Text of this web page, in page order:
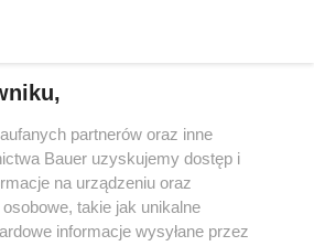
partnerów oraz inne
Bauer uzyskujemy dostęp i
na urządzeniu oraz
takie jak unikalne
informacje wysyłane przez